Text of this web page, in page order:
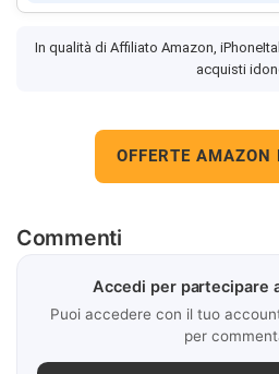
In qualità di Affiliato Amazon,
acquisti
OFFERTE AMAZON
Commenti
Accedi per partecipare
Puoi accedere con il tuo
per